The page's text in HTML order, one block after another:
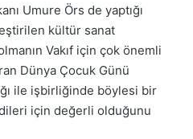
Umure Örs de yaptığı
kültür sanat
Vakıf için çok önemli
Dünya Çocuk Günü
ile işbirliğinde böylesi bir
için değerli olduğunu